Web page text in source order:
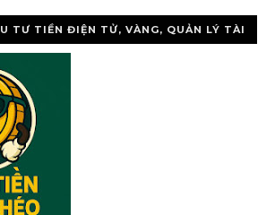
TƯ TIỀN ĐIỆN TỬ, VÀNG, QUẢN LÝ TÀI